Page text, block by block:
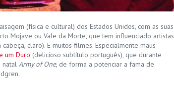
(física e cultural) dos Estados Unidos, com as suas
Mojave ou Vale da Morte, que tem influenciado artistas
claro). E muitos filmes. Especialmente maus
um Duro (delicioso subtítulo português), que durante
natal Army of One, de forma a potenciar a fama de